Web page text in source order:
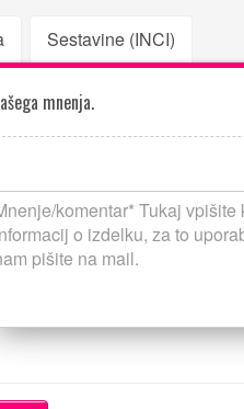
Sestavine (INCI)
mnenja.